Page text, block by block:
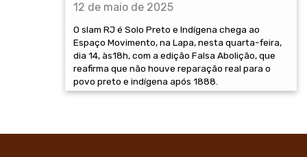
12 de maio de 2025
O slam RJ é Solo Preto e Indígena chega ao
Espaço Movimento, na Lapa, nesta quarta-feira,
dia 14, às18h, com a edição Falsa Abolição, que
reafirma que não houve reparação real para o
povo preto e indígena após 1888.